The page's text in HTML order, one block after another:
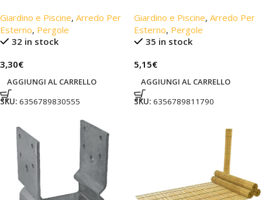
Giardino e Piscine, Arredo Per
Esterno, Pergole
32 in stock
3,30€
AGGIUNGI AL CARRELLO
SKU: 6356789830555
Giardino e Piscine, Arredo Per
Esterno, Pergole
35 in stock
5,15€
AGGIUNGI AL CARRELLO
SKU: 6356789811790